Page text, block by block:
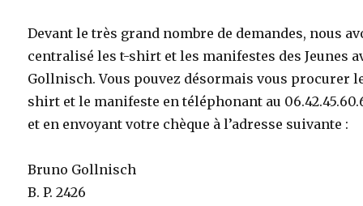
Devant le très grand nombre de demandes, nous
centralisé les t-shirt et les manifestes des Jeunes
Gollnisch. Vous pouvez désormais vous procurer
shirt et le manifeste en téléphonant au
et en envoyant votre chèque à l’adresse suivante :
Bruno Gollnisch
B. P. 2426